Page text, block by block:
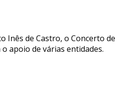
Inês de Castro, o Concerto de
apoio de várias entidades.